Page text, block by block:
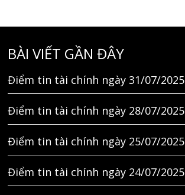
BÀI VIẾT GẦN ĐÂY
Điểm tin tài chính ngày 31/07/2025
Điểm tin tài chính ngày 28/07/2025
Điểm tin tài chính ngày 25/07/2025
Điểm tin tài chính ngày 24/07/2025